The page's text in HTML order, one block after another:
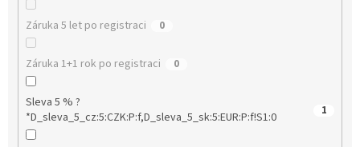
Záruka 5 let po registraci 0
Záruka 1+1 rok po registraci 0
Sleva 5 % ?
*D_sleva_5_cz:5:CZK:P:f,D_sleva_5_sk:5:EUR:P:f!S1:0
1